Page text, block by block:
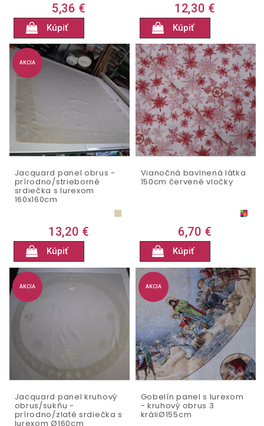
5,36 €
Kúpiť
12,30 €
Kúpiť
AKCIA
Jacquard panel obrus -
prírodno/strieborné
srdiečka s lurexom
160x160cm
13,20 €
Kúpiť
Vianočná bavlnená látka
150cm červené vločky
6,70 €
Kúpiť
AKCIA
Jacquard panel kruhový
obrus/sukňu -
prírodno/zlaté srdiečka s
lurexom Ø160cm
AKCIA
Gobelín panel s lurexom
- kruhový obrus 3
králiØ155cm